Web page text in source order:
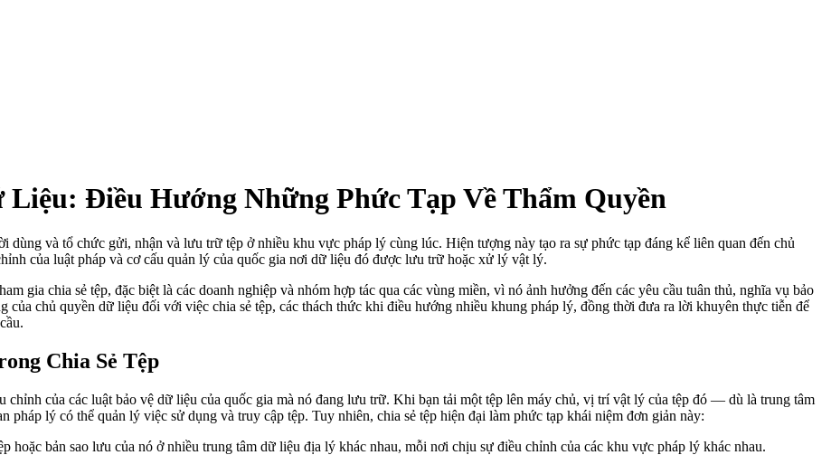
Liệu: Điều Hướng Những Phức Tạp Về Thẩm Quyền
và tổ chức gửi, nhận và lưu trữ tệp ở nhiều khu vực pháp lý cùng lúc. Hiện tượng này tạo ra sự phức tạp đáng kể liên quan đến chủ
của luật pháp và cơ cấu quản lý của quốc gia nơi dữ liệu đó được lưu trữ hoặc xử lý vật lý.
gia chia sẻ tệp, đặc biệt là các doanh nghiệp và nhóm hợp tác qua các vùng miền, vì nó ảnh hưởng đến các yêu cầu tuân thủ, nghĩa vụ bảo
của chủ quyền dữ liệu đối với việc chia sẻ tệp, các thách thức khi điều hướng nhiều khung pháp lý, đồng thời đưa ra lời khuyên thực tiễn để
Chia Sẻ Tệp
chỉnh của các luật bảo vệ dữ liệu của quốc gia mà nó đang lưu trữ. Khi bạn tải một tệp lên máy chủ, vị trí vật lý của tệp đó — dù là trung tâm
lý có thể quản lý việc sử dụng và truy cập tệp. Tuy nhiên, chia sẻ tệp hiện đại làm phức tạp khái niệm đơn giản này:
hoặc bản sao lưu của nó ở nhiều trung tâm dữ liệu địa lý khác nhau, mỗi nơi chịu sự điều chỉnh của các khu vực pháp lý khác nhau.